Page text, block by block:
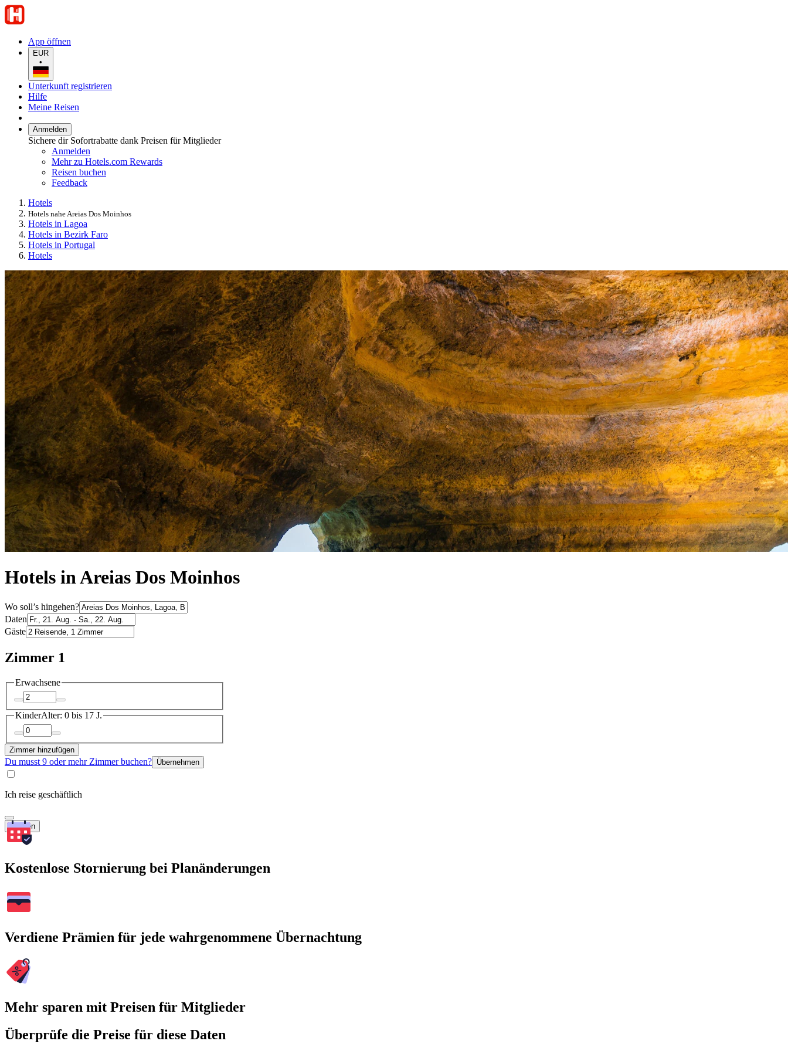
App öffnen
EUR
•
Unterkunft registrieren
Hilfe
Meine Reisen
Anmelden
Sichere dir Sofortrabatte dank Preisen für Mitglieder
Anmelden
Mehr zu Hotels.com Rewards
Reisen buchen
Feedback
Hotels
Hotels nahe Areias Dos Moinhos
Hotels in Lagoa
Hotels in Bezirk Faro
Hotels in Portugal
Hotels
Hotels in Areias Dos Moinhos
Wo soll’s hingehen?
Daten
Gäste
Zimmer 1
Erwachsene
KinderAlter: 0 bis 17 J.
Zimmer hinzufügen
Du musst 9 oder mehr Zimmer buchen? Übernehmen
Ich reise geschäftlich
Suchen
Kostenlose Stornierung bei Planänderungen
Verdiene Prämien für jede wahrgenommene Übernachtung
Mehr sparen mit Preisen für Mitglieder
Überprüfe die Preise für diese Daten